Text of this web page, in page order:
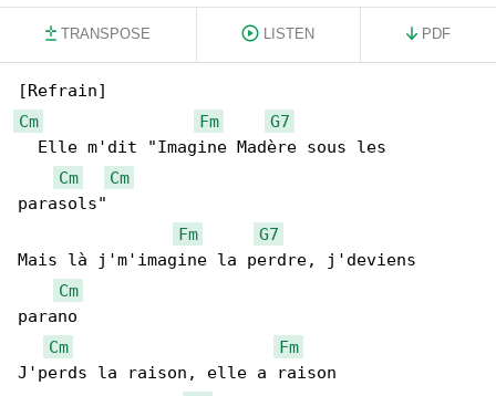
TRANSPOSE LISTEN PDF
Cm
Fm
G7
  Elle m'dit "Imagine Madère sous les
Cm
Cm
parasols"
Fm
G7
Mais là j'm'imagine la perdre, j'deviens
Cm
parano
Cm
Fm
J'perds la raison, elle a raison